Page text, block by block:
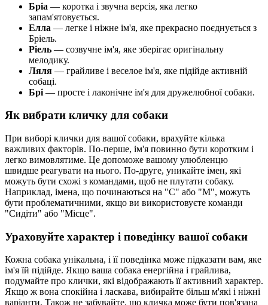
Бріа — коротка і звучна версія, яка легко
запам'ятовується.
Елла — легке і ніжне ім'я, яке прекрасно поєднується з
Бріель.
Ріель — созвучне ім'я, яке зберігає оригінальну
мелодику.
Ляля — грайливе і веселое ім'я, яке підійде активній
собаці.
Брі — просте і лаконічне ім'я для дружелюбної собаки.
Як вибрати кличку для собаки
При виборі клички для вашої собаки, врахуйте кілька
важливих факторів. По-перше, ім'я повинно бути коротким і
легко вимовлятиме. Це допоможе вашому улюбленцю
швидше реагувати на нього. По-друге, уникайте імен, які
можуть бути схожі з командами, щоб не плутати собаку.
Наприклад, імена, що починаються на "С" або "М", можуть
бути проблематичними, якщо ви використовуєте команди
"Сидіти" або "Місце".
Ураховуйте характер і поведінку вашої собаки
Кожна собака унікальна, і її поведінка може підказати вам, яке
ім'я їй підійде. Якщо ваша собака енергійна і грайлива,
подумайте про клички, які відображають її активний характер.
Якщо ж вона спокійна і ласкава, вибирайте більш м'які і ніжні
варіанти. Також не забувайте, що кличка може бути пов'язана